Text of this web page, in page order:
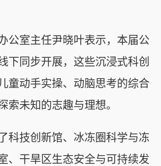
室主任尹晓叶表示，本届公
下同步开展，这些沉浸式科创
童动手实操、动脑思考的综合
索未知的志趣与理想。
技创新馆、冰冻圈科学与冻
、干旱区生态安全与可持续发